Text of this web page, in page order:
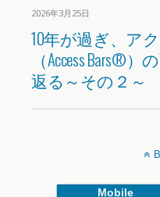
2026年3月25日
10年が過ぎ、ア
（Access Bars®
返る～その２～
Mobile